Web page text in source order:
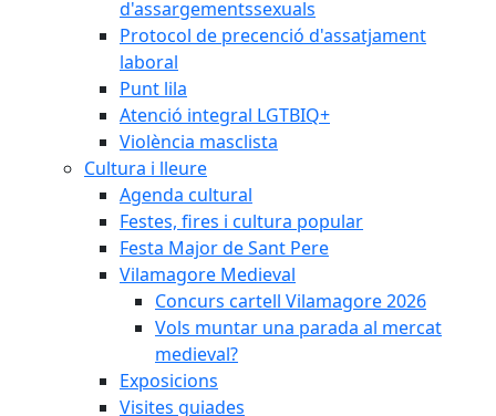
d'assargementssexuals
Protocol de precenció d'assatjament
laboral
Punt lila
Atenció integral LGTBIQ+
Violència masclista
Cultura i lleure
Agenda cultural
Festes, fires i cultura popular
Festa Major de Sant Pere
Vilamagore Medieval
Concurs cartell Vilamagore 2026
Vols muntar una parada al mercat
medieval?
Exposicions
Visites guiades